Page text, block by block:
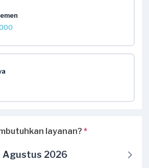
layanan? *
Agustus 2026